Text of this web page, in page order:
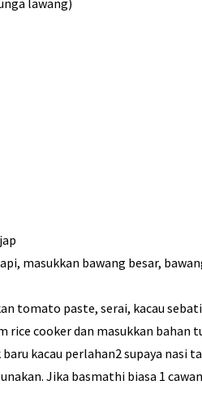
masukkan bawang besar,
tomato paste, serai, kacau
rice cooker dan masukkan bahan
kacau perlahan2 supaya nasi
Jika basmathi biasa 1